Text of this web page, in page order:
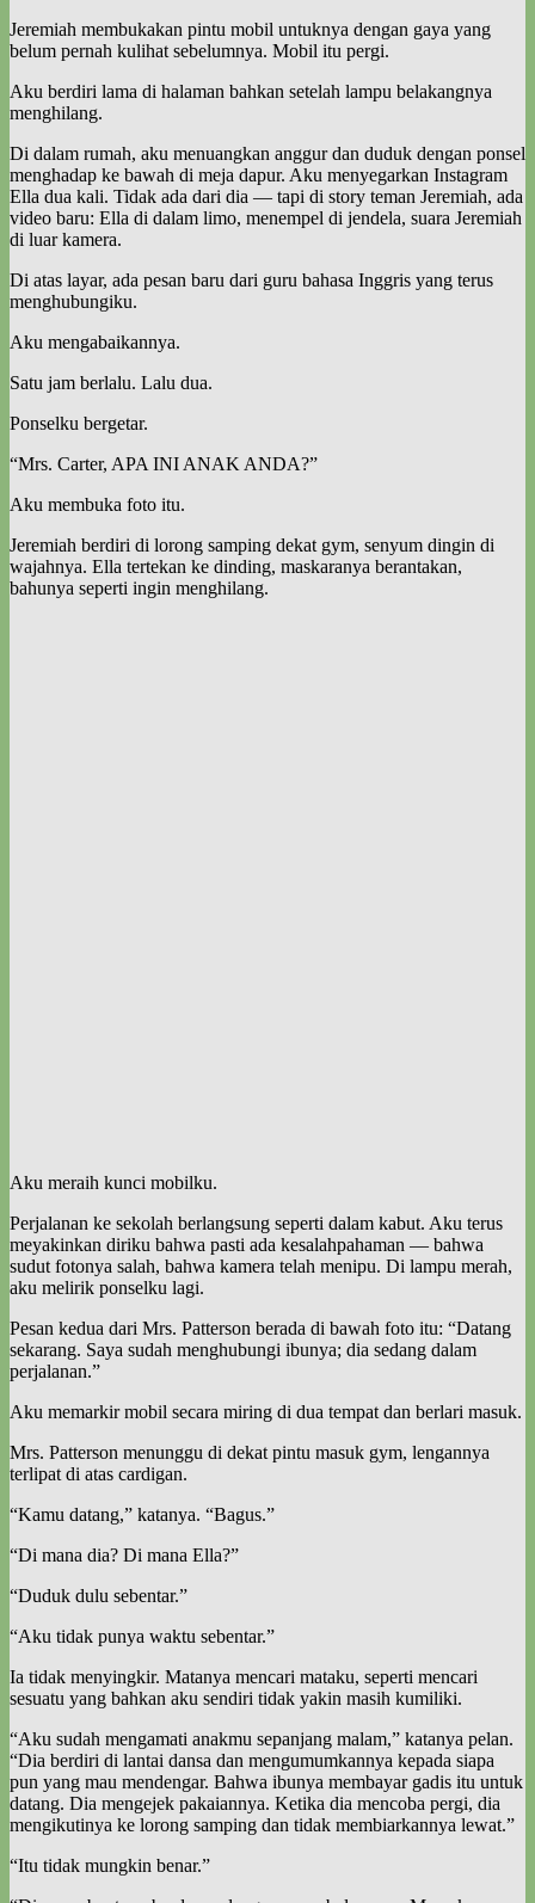
Jeremiah membukakan pintu mobil untuknya dengan gaya yang
belum pernah kulihat sebelumnya. Mobil itu pergi.
Aku berdiri lama di halaman bahkan setelah lampu belakangnya
menghilang.
Di dalam rumah, aku menuangkan anggur dan duduk dengan ponsel
menghadap ke bawah di meja dapur. Aku menyegarkan Instagram
Ella dua kali. Tidak ada dari dia — tapi di story teman Jeremiah, ada
video baru: Ella di dalam limo, menempel di jendela, suara Jeremiah
di luar kamera.
Di atas layar, ada pesan baru dari guru bahasa Inggris yang terus
menghubungiku.
Aku mengabaikannya.
Satu jam berlalu. Lalu dua.
Ponselku bergetar.
“Mrs. Carter, APA INI ANAK ANDA?”
Aku membuka foto itu.
Jeremiah berdiri di lorong samping dekat gym, senyum dingin di
wajahnya. Ella tertekan ke dinding, maskaranya berantakan,
bahunya seperti ingin menghilang.
Aku meraih kunci mobilku.
Perjalanan ke sekolah berlangsung seperti dalam kabut. Aku terus
meyakinkan diriku bahwa pasti ada kesalahpahaman — bahwa
sudut fotonya salah, bahwa kamera telah menipu. Di lampu merah,
aku melirik ponselku lagi.
Pesan kedua dari Mrs. Patterson berada di bawah foto itu: “Datang
sekarang. Saya sudah menghubungi ibunya; dia sedang dalam
perjalanan.”
Aku memarkir mobil secara miring di dua tempat dan berlari masuk.
Mrs. Patterson menunggu di dekat pintu masuk gym, lengannya
terlipat di atas cardigan.
“Kamu datang,” katanya. “Bagus.”
“Di mana dia? Di mana Ella?”
“Duduk dulu sebentar.”
“Aku tidak punya waktu sebentar.”
Ia tidak menyingkir. Matanya mencari mataku, seperti mencari
sesuatu yang bahkan aku sendiri tidak yakin masih kumiliki.
“Aku sudah mengamati anakmu sepanjang malam,” katanya pelan.
“Dia berdiri di lantai dansa dan mengumumkannya kepada siapa
pun yang mau mendengar. Bahwa ibunya membayar gadis itu untuk
datang. Dia mengejek pakaiannya. Ketika dia mencoba pergi, dia
mengikutinya ke lorong samping dan tidak membiarkannya lewat.”
“Itu tidak mungkin benar.”